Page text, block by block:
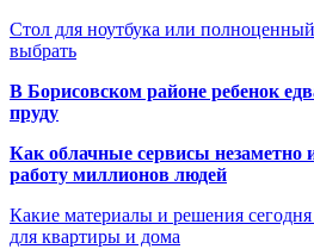
Стол для ноутбука или
выбрать
В Борисовском районе ребенок
пруду
Как облачные сервисы незаметно
работу миллионов людей
Какие материалы и решения
для квартиры и дома